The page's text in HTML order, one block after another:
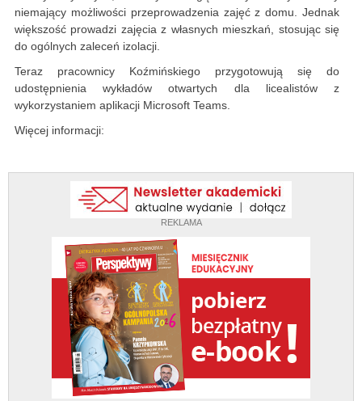
REKLAMA
niemający możliwości przeprowadzenia zajęć z domu. Jednak
większość prowadzi zajęcia z własnych mieszkań, stosując się
do ogólnych zaleceń izolacji.
Teraz pracownicy Koźmińskiego przygotowują się do
udostępnienia wykładów otwartych dla licealistów z
wykorzystaniem aplikacji Microsoft Teams.
Więcej informacji: